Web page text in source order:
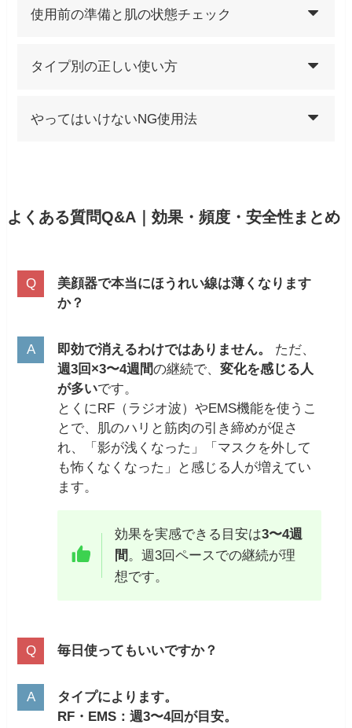
使用前の準備と肌の状態チェック
タイプ別の正しい使い方
やってはいけないNG使用法
よくある質問Q&A｜効果・頻度・安全性まとめ
美顔器で本当にほうれい線は薄くなります
か？
即効で消えるわけではありません。
ただ、
週3回×3〜4週間の継続で、変化を感じる人
が多いです。
とくにRF（ラジオ波）やEMS機能を使うこ
とで、肌のハリと筋肉の引き締めが促さ
れ、「影が浅くなった」「マスクを外して
も怖くなくなった」と感じる人が増えてい
ます。
効果を実感できる目安は3〜4週
間。週3回ペースでの継続が理
想です。
毎日使ってもいいですか？
タイプによります。
RF・EMS：週3〜4回が目安。